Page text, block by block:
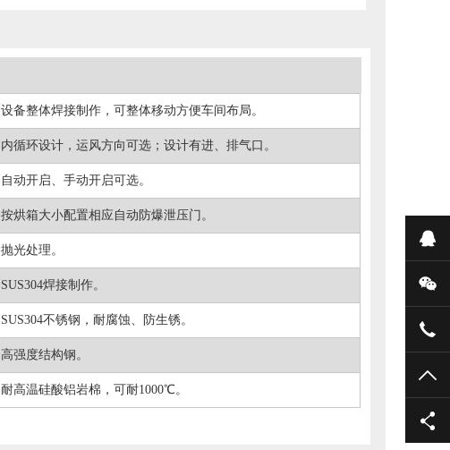
设备整体焊接制作，可整体移动方便车间布局。
内循环设计，运风方向可选；设计有进、排气口。
自动开启、手动开启可选。
按烘箱大小配置相应自动防爆泄压门。
抛光处理。
SUS304焊接制作。
SUS304不锈钢，耐腐蚀、防生锈。
高强度结构钢。
耐高温硅酸铝岩棉，可耐1000℃。
在
微